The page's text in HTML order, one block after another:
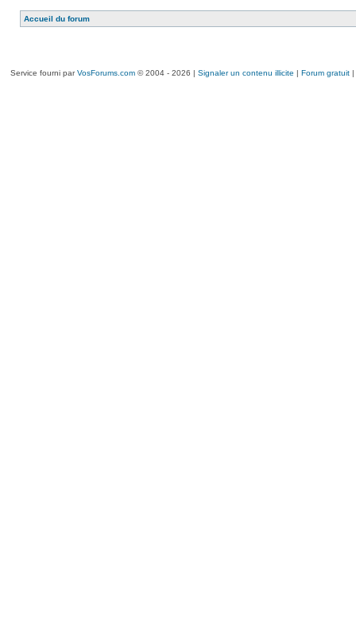
Accueil du forum
Service fourni parVosForums.com© 2004 - 2026 | Signaler un contenu illicite | Forum gratuit|